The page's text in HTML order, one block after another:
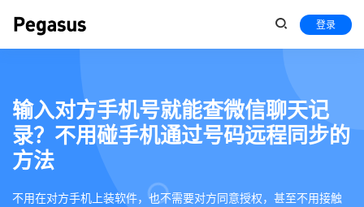
登录
输入对方手机号就能查微信聊天记
录？不用碰手机通过号码远程同步的
方法
不用在对方手机上装软件，也不需要对方同意授权，甚至不用接触